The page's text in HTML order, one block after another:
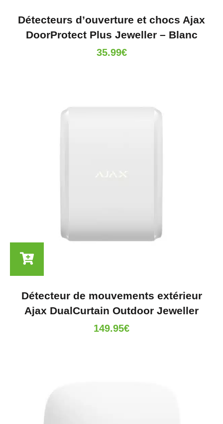
Détecteurs d’ouverture et chocs Ajax
DoorProtect Plus Jeweller – Blanc
35.99€
Détecteur de mouvements extérieur
Ajax DualCurtain Outdoor Jeweller
149.95€